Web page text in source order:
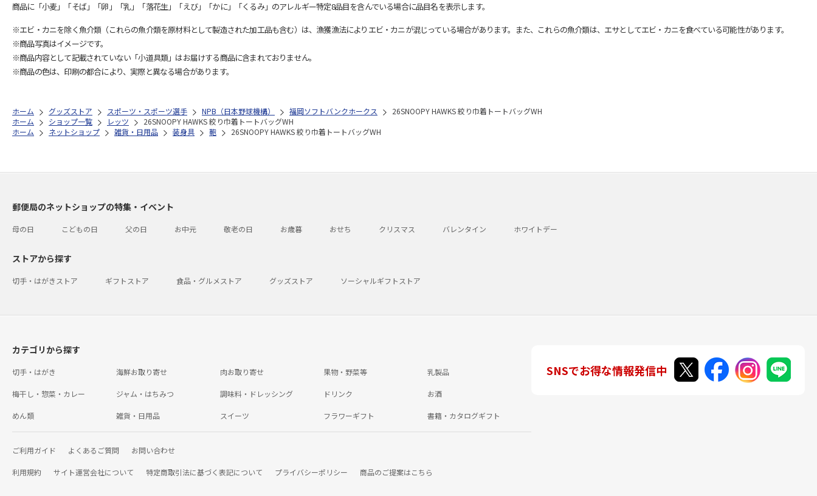
商品に「小麦」「そば」「卵」「乳」「落花生」「えび」「かに」「くるみ」のアレルギー特定8品目を含んでいる場合に品目名を表示します。
※エビ・カニを除く魚介類（これらの魚介類を原材料として製造された加工品も含む）は、漁獲漁法によりエビ・カニが混じっている場合があります。また、これらの魚介類は、エサとしてエビ・カニを食べている可能性があります。
※商品写真はイメージです。
※商品内容として記載されていない「小道具類」はお届けする商品に含まれておりません。
※商品の色は、印刷の都合により、実際と異なる場合があります。
ホーム グッズストア スポーツ・スポーツ選手 NPB（日本野球機構） 福岡ソフトバンクホークス
26SNOOPY HAWKS 絞り巾着トートバッグWH
ホーム
ショップ一覧 レッツ
26SNOOPY HAWKS 絞り巾着トートバッグWH
ホーム
ネットショップ 雑貨・日用品 装身具 鞄 26SNOOPY HAWKS 絞り巾着トートバッグWH
郵便局のネットショップの特集・イベント
母の日 こどもの日 父の日 お中元 敬老の日 お歳暮 おせち クリスマス バレンタイン ホワイトデー
ストアから探す
切手・はがきストア ギフトストア 食品・グルメストア グッズストア ソーシャルギフトストア
カテゴリから探す
切手・はがき 海鮮お取り寄せ 肉お取り寄せ 果物・野菜等 乳製品
梅干し・惣菜・カレー ジャム・はちみつ 調味料・ドレッシング ドリンク お酒
めん類 雑貨・日用品 スイーツ フラワーギフト 書籍・カタログギフト
ご利用ガイド よくあるご質問 お問い合わせ
利用規約 サイト運営会社について 特定商取引法に基づく表記について プライバシーポリシー 商品のご提案はこちら
SNSでお得な情報発信中